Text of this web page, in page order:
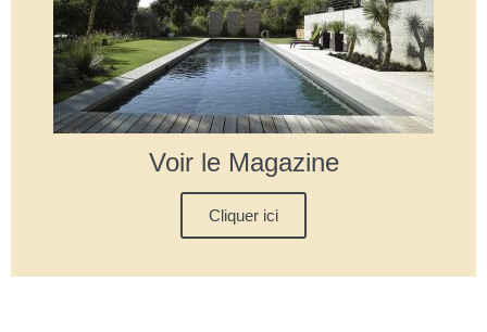
Voir le Magazine
Cliquer ici